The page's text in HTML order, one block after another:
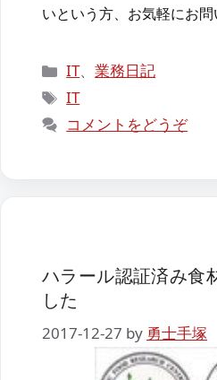
いという方、お気軽にお問
カ
テ
リ
IT、業務日記
タ
グ
IT
コメントをどうぞ
ハラール認証済み食
した
2017-12-27 by 勇士手塚